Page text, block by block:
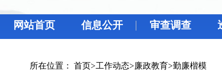
网站首页 信息公开 审查调查
所在位置： 首页>工作动态>廉政教育>勤廉楷模